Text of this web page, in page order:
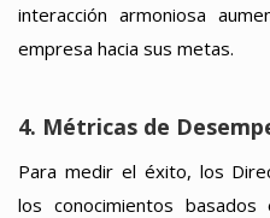
interacción armoniosa
empresa hacia sus metas.
4. Métricas de
Para medir el éxito, los
los conocimientos